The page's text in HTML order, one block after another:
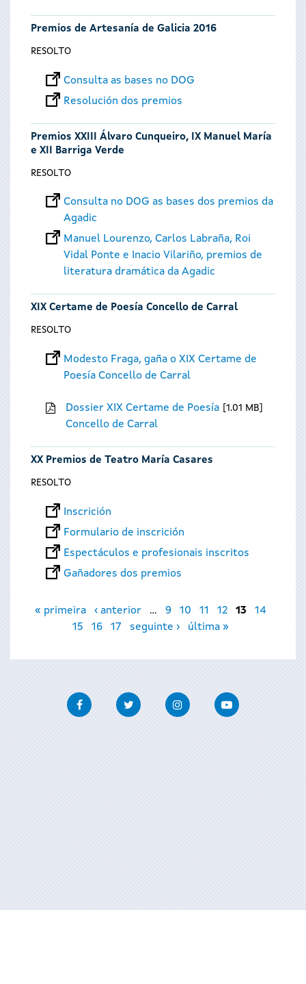
Premios de Artesanía de Galicia 2016
RESOLTO
Consulta as bases no DOG
Resolución dos premios
Premios XXIII Álvaro Cunqueiro, IX Manuel María
e XII Barriga Verde
RESOLTO
Consulta no DOG as bases dos premios da
Agadic
Manuel Lourenzo, Carlos Labraña, Roi
Vidal Ponte e Inacio Vilariño, premios de
literatura dramática da Agadic
XIX Certame de Poesía Concello de Carral
RESOLTO
Modesto Fraga, gaña o XIX Certame de
Poesía Concello de Carral
Dossier XIX Certame de Poesía
Concello de Carral
1.01 MB
XX Premios de Teatro María Casares
RESOLTO
Inscrición
Formulario de inscrición
Espectáculos e profesionais inscritos
Gañadores dos premios
Páxinas
« primeira ‹ anterior … 9 10 11 12 13
14
15
16 17 seguinte › última »
FacebookTwitter InstagramYoutube